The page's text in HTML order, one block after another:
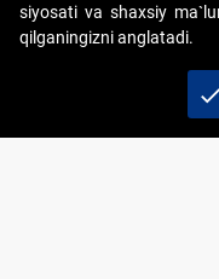
Copyright © 2017-2026.
tashkil etish" AJ. Barcha
siyosati va shaxsiy
qilganingizni anglatadi.
check